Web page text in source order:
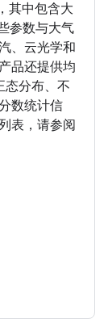
其中包含大
参数与大气
、云光学和
品还提供均
态分布、不
数统计信
表，请参阅